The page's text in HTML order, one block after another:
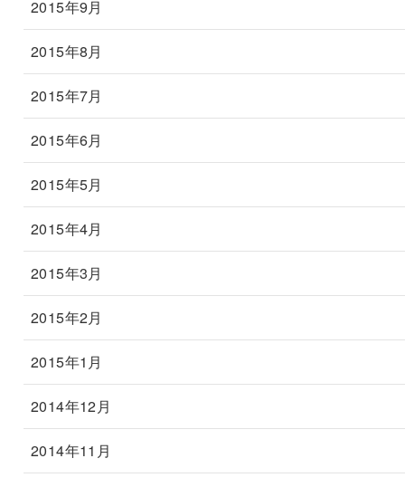
2015年9月
2015年8月
2015年7月
2015年6月
2015年5月
2015年4月
2015年3月
2015年2月
2015年1月
2014年12月
2014年11月